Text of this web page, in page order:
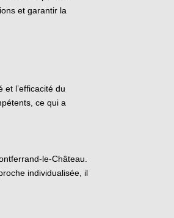
et garantir la
l’efficacité du
ce qui a
le-Château.
individualisée, il